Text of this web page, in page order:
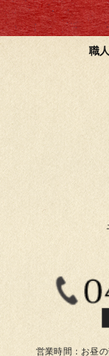
職
営業時間：お昼